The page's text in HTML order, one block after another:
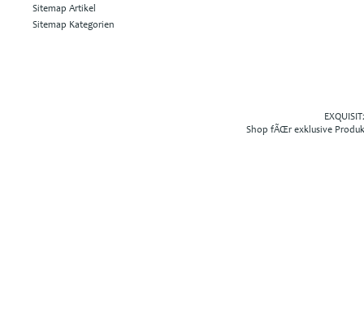
Sitemap Artikel
Sitemap Kategorien
Shop fÃŒr exklusive